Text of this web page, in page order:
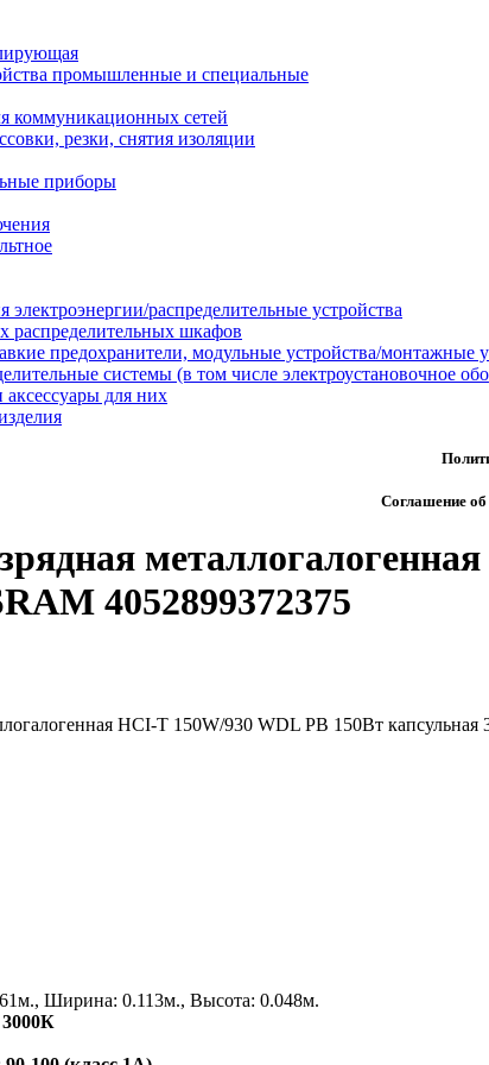
промышленные и специальные
коммуникационных сетей
резки, снятия изоляции
приборы
электроэнергии/распределительные устройства
распределительных шкафов
предохранители, модульные устройства/монтажные
системы (в том числе электроустановочное
для них
Соглашение
4052899372375
Ширина: 0.113м., Высота: 0.048м.
3000К